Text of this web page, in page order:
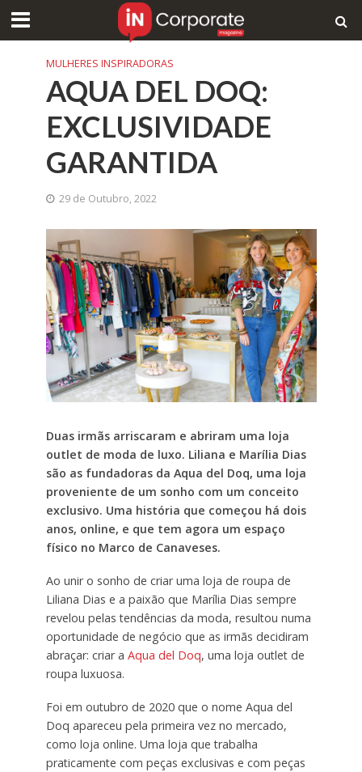
MULHERES INSPIRADORAS
AQUA DEL DOQ:
EXCLUSIVIDADE
GARANTIDA
29 de Outubro, 2022
Duas irmãs arriscaram e abriram uma loja
outlet de moda de luxo. Liliana e Marília Dias
são as fundadoras da Aqua del Doq, uma loja
proveniente de um sonho com um conceito
exclusivo. Uma história que começou há dois
anos, online, e que tem agora um espaço
físico no Marco de Canaveses.
Ao unir o sonho de criar uma loja de roupa de
Liliana Dias e a paixão que Marília Dias sempre
revelou pelas tendências da moda, resultou numa
oportunidade de negócio que as irmãs decidiram
abraçar: criar a Aqua del Doq, uma loja outlet de
roupa luxuosa.
Foi em outubro de 2020 que o nome Aqua del
Doq apareceu pela primeira vez no mercado,
como loja online. Uma loja que trabalha
praticamente com peças exclusivas e com peças